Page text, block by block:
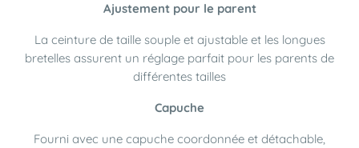
Ajustement pour le parent
La ceinture de taille souple et ajustable et les longues
bretelles assurent un réglage parfait pour les parents de
différentes tailles
Capuche
Fourni avec une capuche coordonnée et détachable,